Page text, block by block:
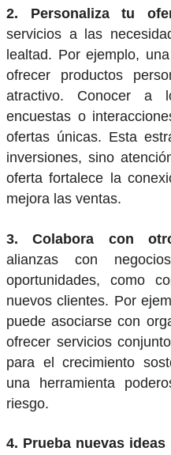
2. Personaliza tu
servicios a las
lealtad. Por ejemplo,
ofrecer productos
atractivo. Conocer a
encuestas o
ofertas únicas. Esta
inversiones, sino
oferta fortalece la
mejora las ventas.
3. Colabora con
alianzas con
oportunidades, como
nuevos clientes. Por
puede asociarse con
ofrecer servicios
para el crecimiento
una herramienta
riesgo.
4. Prueba nuevas